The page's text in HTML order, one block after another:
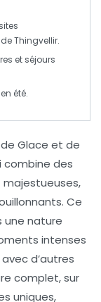
Thingvellir.
et séjours
été.
Glace et de
combine des
majestueuses,
Ce
une nature
intenses
d’autres
complet, sur
uniques,